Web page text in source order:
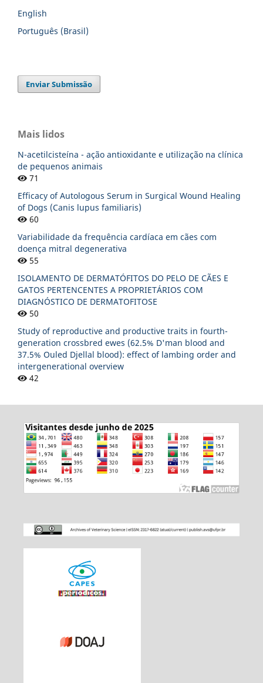
English
Português (Brasil)
Enviar Submissão
Mais lidos
N-acetilcisteína - ação antioxidante e utilização na clínica
de pequenos animais
71
Efficacy of Autologous Serum in Surgical Wound Healing
of Dogs (Canis lupus familiaris)
60
Variabilidade da frequência cardíaca em cães com
doença mitral degenerativa
55
ISOLAMENTO DE DERMATÓFITOS DO PELO DE CÃES E
GATOS PERTENCENTES A PROPRIETÁRIOS COM
DIAGNÓSTICO DE DERMATOFITOSE
50
Study of reproductive and productive traits in fourth-
generation crossbred ewes (62.5% D'man blood and
37.5% Ouled Djellal blood): effect of lambing order and
intergenerational overview
42